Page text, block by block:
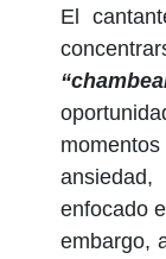
El
enfocado
embargo,